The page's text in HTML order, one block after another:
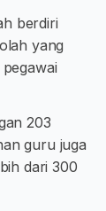
berdiri
yang
203
guru juga
dari 300